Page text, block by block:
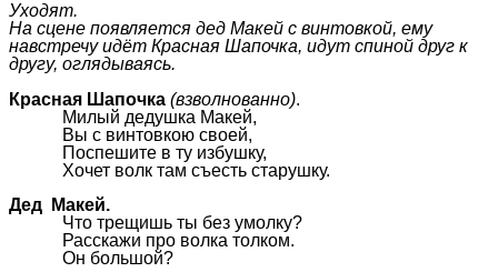
Уходят.
На сцене появляется дед Макей с винтовкой, ему
навстречу идёт Красная Шапочка, идут спиной друг к
другу, оглядываясь.
Красная Шапочка (взволнованно).
Милый дедушка Макей,
Вы с винтовкою своей,
Поспешите в ту избушку,
Хочет волк там съесть старушку.
Дед Макей.
Что трещишь ты без умолку?
Расскажи про волка толком.
Он большой?